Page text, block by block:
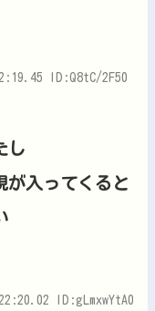
ID:Q8tC/2F50
し
が入ってくると
ID:gLmxwYtA0